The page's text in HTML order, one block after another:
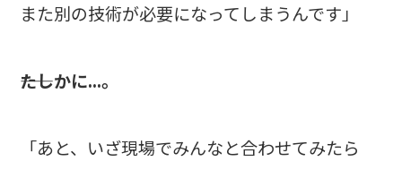
また別の技術が必要になってしまうんです」
――たしかに...。
「あと、いざ現場でみんなと合わせてみたら